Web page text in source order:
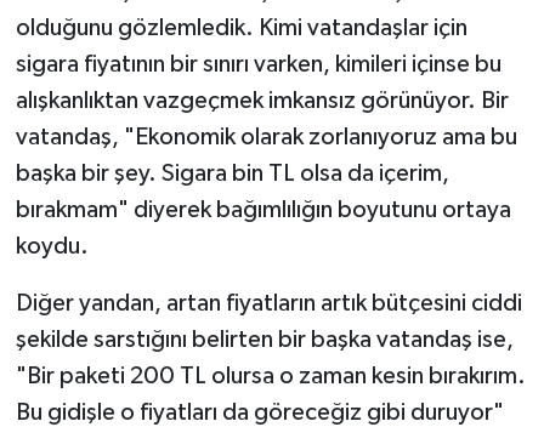
olduğunu gözlemledik. Kimi vatandaşlar için
sigara fiyatının bir sınırı varken, kimileri içinse bu
alışkanlıktan vazgeçmek imkansız görünüyor. Bir
vatandaş, "Ekonomik olarak zorlanıyoruz ama bu
başka bir şey. Sigara bin TL olsa da içerim,
bırakmam" diyerek bağımlılığın boyutunu ortaya
koydu.
Diğer yandan, artan fiyatların artık bütçesini ciddi
şekilde sarstığını belirten bir başka vatandaş ise,
"Bir paketi 200 TL olursa o zaman kesin bırakırım.
Bu gidişle o fiyatları da göreceğiz gibi duruyor"